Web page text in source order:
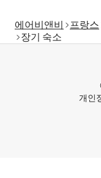
에어비앤비 프랑스
장기 숙소
개인